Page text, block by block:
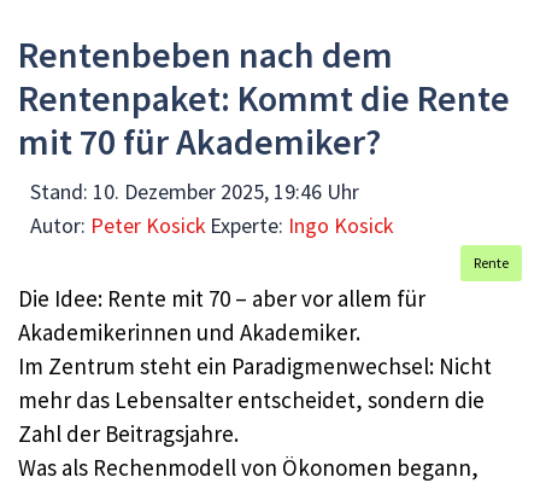
Rentenbeben nach dem
Rentenpaket: Kommt die Rente
mit 70 für Akademiker?
Stand: 10. Dezember 2025, 19:46 Uhr
Autor: Peter Kosick Experte: Ingo Kosick
Rente
Die Idee: Rente mit 70 – aber vor allem für
Akademikerinnen und Akademiker.​
Im Zentrum steht ein Paradigmenwechsel: Nicht
mehr das Lebensalter entscheidet, sondern die
Zahl der Beitragsjahre.​
Was als Rechenmodell von Ökonomen begann,